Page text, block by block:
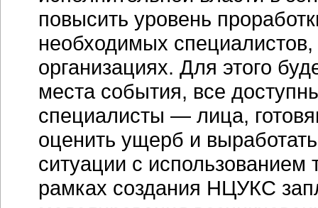
повысить уровень
необходимых
организациях. Для этого
места события, все
специалисты — лица,
оценить ущерб и
ситуации с
рамках создания НЦУКС